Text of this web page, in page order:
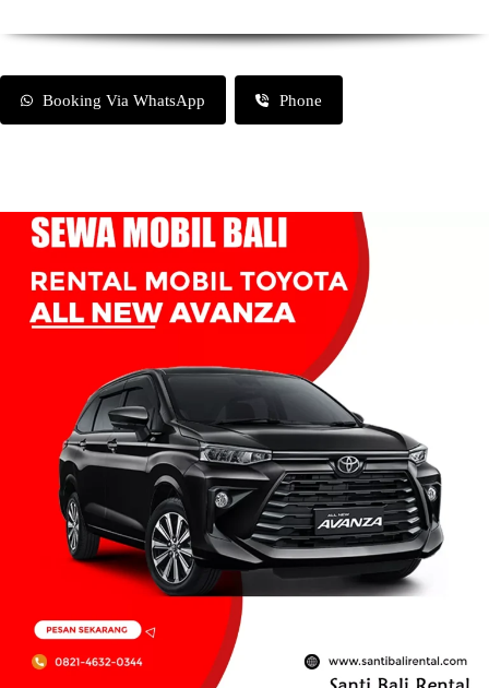
Booking Via WhatsApp Phone